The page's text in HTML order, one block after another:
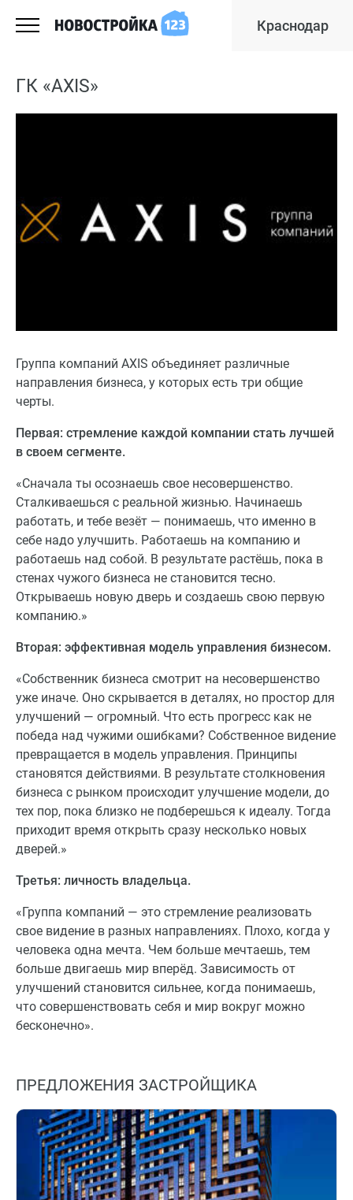
Краснодар
ГК «AXIS»
Группа компаний AXIS объединяет различные
направления бизнеса, у которых есть три общие
черты.
Первая: стремление каждой компании стать лучшей
в своем сегменте.
«Сначала ты осознаешь свое несовершенство.
Сталкиваешься с реальной жизнью. Начинаешь
работать, и тебе везёт — понимаешь, что именно в
себе надо улучшить. Работаешь на компанию и
работаешь над собой. В результате растёшь, пока в
стенах чужого бизнеса не становится тесно.
Открываешь новую дверь и создаешь свою первую
компанию.»
Вторая: эффективная модель управления бизнесом.
«Собственник бизнеса смотрит на несовершенство
уже иначе. Оно скрывается в деталях, но простор для
улучшений — огромный. Что есть прогресс как не
победа над чужими ошибками? Собственное видение
превращается в модель управления. Принципы
становятся действиями. В результате столкновения
бизнеса с рынком происходит улучшение модели, до
тех пор, пока близко не подберешься к идеалу. Тогда
приходит время открыть сразу несколько новых
дверей.»
Третья: личность владельца.
«Группа компаний — это стремление реализовать
свое видение в разных направлениях. Плохо, когда у
человека одна мечта. Чем больше мечтаешь, тем
больше двигаешь мир вперёд. Зависимость от
улучшений становится сильнее, когда понимаешь,
что совершенствовать себя и мир вокруг можно
бесконечно».
ПРЕДЛОЖЕНИЯ ЗАСТРОЙЩИКА